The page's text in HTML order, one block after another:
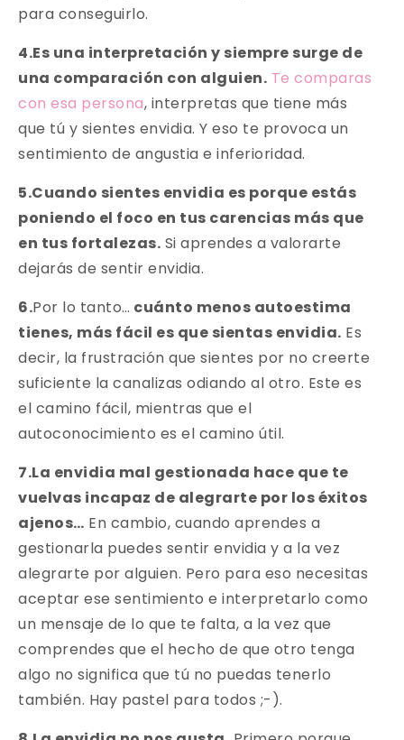
para conseguirlo.
4.Es una interpretación y siempre surge de
una comparación con alguien. Te comparas
con esa persona, interpretas que tiene más
que tú y sientes envidia. Y eso te provoca un
sentimiento de angustia e inferioridad.
5.Cuando sientes envidia es porque estás
poniendo el foco en tus carencias más que
en tus fortalezas. Si aprendes a valorarte
dejarás de sentir envidia.
6.Por lo tanto… cuánto menos autoestima
tienes, más fácil es que sientas envidia. Es
decir, la frustración que sientes por no creerte
suficiente la canalizas odiando al otro. Este es
el camino fácil, mientras que el
autoconocimiento es el camino útil.
7.La envidia mal gestionada hace que te
vuelvas incapaz de alegrarte por los éxitos
ajenos… En cambio, cuando aprendes a
gestionarla puedes sentir envidia y a la vez
alegrarte por alguien. Pero para eso necesitas
aceptar ese sentimiento e interpretarlo como
un mensaje de lo que te falta, a la vez que
comprendes que el hecho de que otro tenga
algo no significa que tú no puedas tenerlo
también. Hay pastel para todos ;-).